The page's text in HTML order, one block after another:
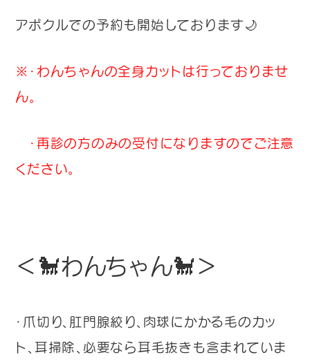
アポクルでの予約も開始しております🌙
※・わんちゃんの全身カットは行っておりませ
ん。
・再診の方のみの受付になりますのでご注意
ください。
＜🐩わんちゃん🐩＞
・爪切り、肛門腺絞り、肉球にかかる毛のカッ
ト、耳掃除、必要なら耳毛抜きも含まれていま